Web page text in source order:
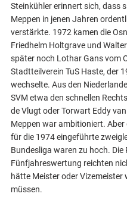
Steinkühler erinnert sich, dass
Meppen in jenen Jahren
verstärkte. 1972 kamen die
Friedhelm Holtgrave und
später noch Lothar Gans vom
Stadtteilverein TuS Haste, der
wechselte. Aus den
SVM etwa den schnellen
de Vlugt oder Torwart Eddy van
Meppen war ambitioniert. Aber
für die 1974 eingeführte
Bundesliga waren zu hoch. Die
Fünfjahreswertung reichten
hätte Meister oder Vizemeister
müssen.